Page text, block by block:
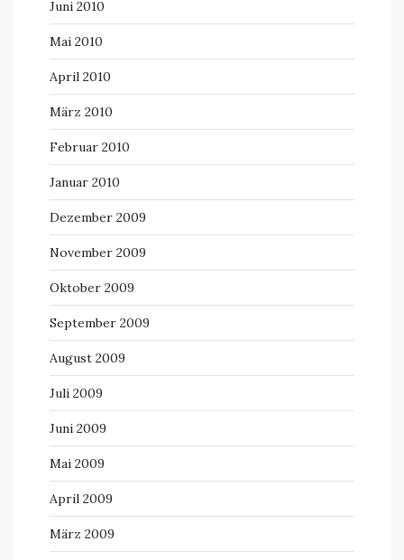
Juni 2010
Mai 2010
April 2010
März 2010
Februar 2010
Januar 2010
Dezember 2009
November 2009
Oktober 2009
September 2009
August 2009
Juli 2009
Juni 2009
Mai 2009
April 2009
März 2009